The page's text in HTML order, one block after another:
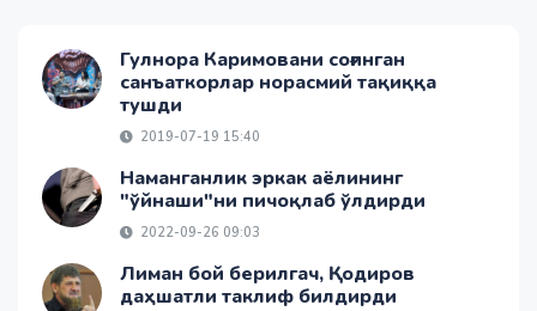
Гулнора Каримовани соғинган
санъаткорлар норасмий тақиққа
тушди
2019-07-19 15:40
Наманганлик эркак аёлининг
"ўйнаши"ни пичоқлаб ўлдирди
2022-09-26 09:03
Лиман бой берилгач, Қодиров
даҳшатли таклиф билдирди